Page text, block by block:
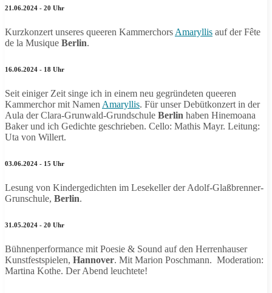
21.06.2024 - 20 Uhr
Kurzkonzert unseres queeren Kammerchors Amaryllis auf der Fête
de la Musique Berlin.
16.06.2024 - 18 Uhr
Seit einiger Zeit singe ich in einem neu gegründeten queeren
Kammerchor mit Namen Amaryllis. Für unser Debütkonzert in der
Aula der Clara-Grunwald-Grundschule Berlin haben Hinemoana
Baker und ich Gedichte geschrieben. Cello: Mathis Mayr. Leitung:
Uta von Willert.
03.06.2024 - 15 Uhr
Lesung von Kindergedichten im Lesekeller der Adolf-Glaßbrenner-
Grunschule, Berlin.
31.05.2024 - 20 Uhr
Bühnenperformance mit Poesie & Sound auf den Herrenhauser
Kunstfestspielen, Hannover. Mit Marion Poschmann. Moderation:
Martina Kothe. Der Abend leuchtete!